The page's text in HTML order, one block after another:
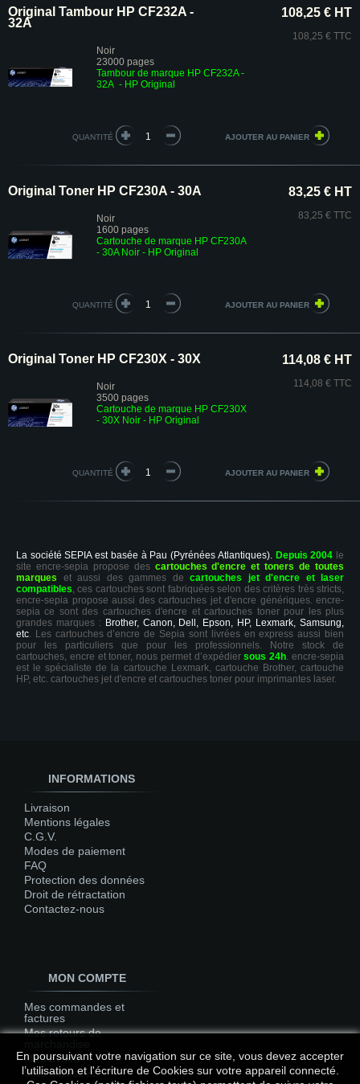
Original Tambour HP CF232A -
32A
Noir
23000 pages
Tambour de marque HP CF232A -
32A - HP Original
108,25 € HT
108,25 € TTC
QUANTITÉ
Original Toner HP CF230A - 30A
Noir
1600 pages
Cartouche de marque HP CF230A
- 30A Noir - HP Original
83,25 € HT
83,25 € TTC
QUANTITÉ
Original Toner HP CF230X - 30X
Noir
3500 pages
Cartouche de marque HP CF230X
- 30X Noir - HP Original
114,08 € HT
114,08 € TTC
QUANTITÉ
La société SEPIA est basée à Pau (Pyrénées Atlantiques). Depuis 2004 le
site encre-sepia propose des cartouches d'encre et toners de toutes
marques et aussi des gammes de cartouches jet d'encre et laser
compatibles, ces cartouches sont fabriquées selon des critères très stricts,
encre-sepia propose aussi des cartouches jet d'encre génériques. encre-
sepia ce sont des cartouches d'encre et cartouches toner pour les plus
grandes marques : Brother, Canon, Dell, Epson, HP, Lexmark, Samsung,
etc. Les cartouches d’encre de Sepia sont livrées en express aussi bien
pour les particuliers que pour les professionnels. Notre stock de
cartouches, encre et toner, nous permet d’expédiersous 24h. encre-sepia
est le spécialiste de la cartouche Lexmark, cartouche Brother, cartouche
HP, etc. cartouches jet d'encre et cartouches toner pour imprimantes laser.
INFORMATIONS
Livraison
Mentions légales
C.G.V.
Modes de paiement
FAQ
Protection des données
Droit de rétractation
Contactez-nous
MON COMPTE
Mes commandes et
factures
Mes retours de
Mes avoirs
Mes adresses
En poursuivant votre navigation sur ce site, vous devez accepter
l’utilisation et l'écriture de Cookies sur votre appareil connecté.